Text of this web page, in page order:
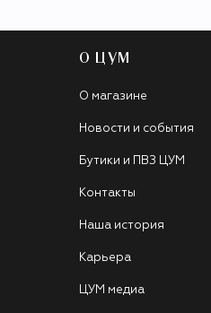
О ЦУМ
О магазине
Новости и события
Бутики и ПВЗ ЦУМ
Контакты
Наша история
Карьера
ЦУМ медиа